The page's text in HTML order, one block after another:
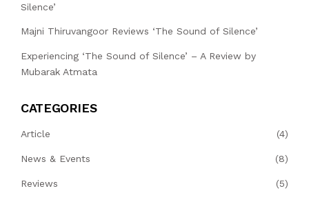
Silence’
Majni Thiruvangoor Reviews ‘The Sound of Silence’
Experiencing ‘The Sound of Silence’ – A Review by
Mubarak Atmata
CATEGORIES
Article (4)
News & Events (8)
Reviews (5)